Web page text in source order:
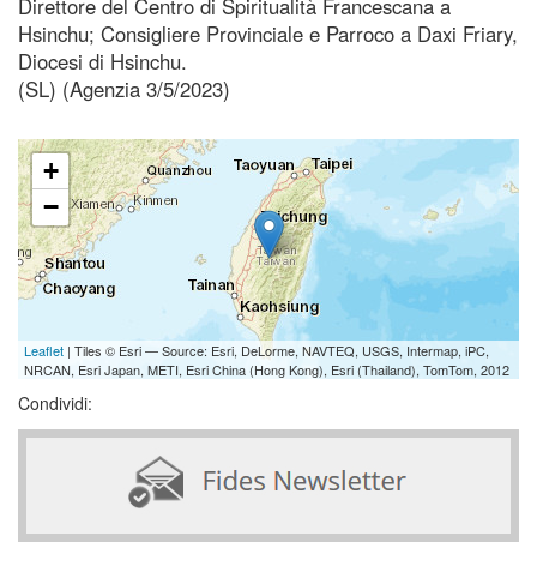
Hsinchu; Consigliere Provinciale e Parroco a Daxi Friary,
Diocesi di Hsinchu.
(SL) (Agenzia 3/5/2023)
+
−
Leaflet | Tiles © Esri — Source: Esri, DeLorme, NAVTEQ, USGS, Intermap, iPC,
NRCAN, Esri Japan, METI, Esri China (Hong Kong), Esri (Thailand), TomTom, 2012
Condividi: